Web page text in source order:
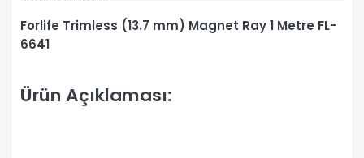
Forlife Trimless (13.7 mm) Magnet Ray 1 Metre FL-
6641
Ürün Açıklaması: